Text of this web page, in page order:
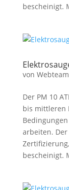
bescheinigt.
von Webteam
Der PM 10
bis mittleren
arbeiten. Der
bescheinigt.